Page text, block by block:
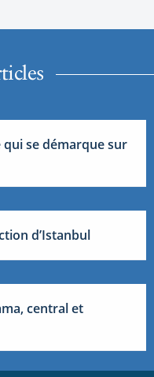
se démarque sur
d’Istanbul
central et